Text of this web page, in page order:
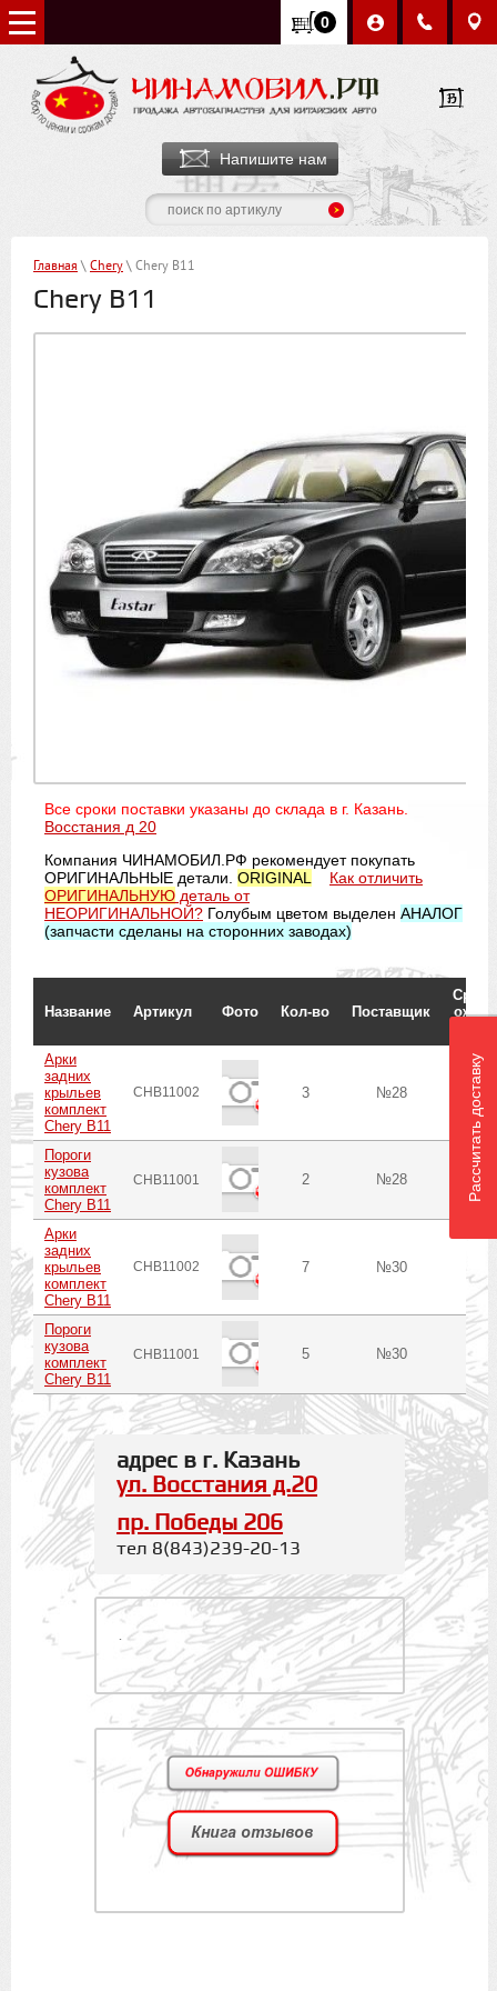
0
Напишите нам
Главная \ Chery \ Chery B11
Chery B11
Все сроки поставки указаны до склада в г. Казань.
Восстания д 20
Компания ЧИНАМОБИЛ.РФ рекомендует покупать
ОРИГИНАЛЬНЫЕ детали. ORIGINAL
Как отличить
ОРИГИНАЛЬНУЮ деталь от
НЕОРИГИНАЛЬНОЙ? Голубым цветом выделен АНАЛОГ
(запчасти сделаны на сторонних заводах)
Название Артикул Фото Кол-во Поставщик
Срок
Арки
задних
крыльев
комплект
Chery B11
CHB11002 3 №28
Пороги
кузова
комплект
Chery B11
CHB11001 2 №28
Арки
задних
крыльев
комплект
Chery B11
CHB11002 7 №30
Пороги
кузова
комплект
Chery B11
CHB11001 5 №30
адрес в г. Казань
ул. Восстания д.20
пр. Победы 206
тел 8(843)239-20-13
.
Рассчитать доставку